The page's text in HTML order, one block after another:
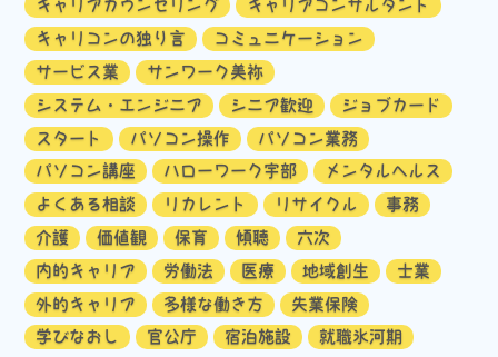
キャリアカウンセリング
キャリアコンサルタント
キャリコンの独り言
コミュニケーション
サービス業
サンワーク美祢
システム・エンジニア
シニア歓迎
ジョブカード
スタート
パソコン操作
パソコン業務
パソコン講座
ハローワーク宇部
メンタルヘルス
よくある相談
リカレント リサイクル
事務
介護
価値観 保育 傾聴
六次
内的キャリア
労働法 医療 地域創生
士業
外的キャリア
多様な働き方
失業保険
学びなおし
官公庁 宿泊施設
就職氷河期